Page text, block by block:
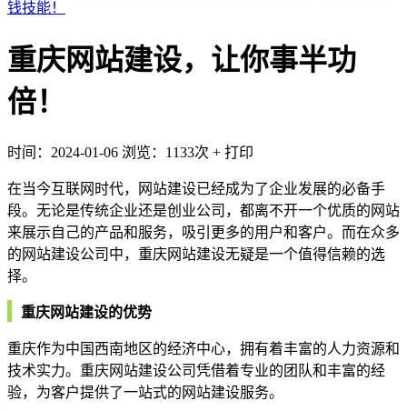
钱技能！
重庆网站建设，让你事半功
倍！
时间：2024-01-06 浏览：1133次 + 打印
在当今互联网时代，网站建设已经成为了企业发展的必备手
段。无论是传统企业还是创业公司，都离不开一个优质的网站
来展示自己的产品和服务，吸引更多的用户和客户。而在众多
的网站建设公司中，重庆网站建设无疑是一个值得信赖的选
择。
重庆网站建设的优势
重庆作为中国西南地区的经济中心，拥有着丰富的人力资源和
技术实力。重庆网站建设公司凭借着专业的团队和丰富的经
验，为客户提供了一站式的网站建设服务。